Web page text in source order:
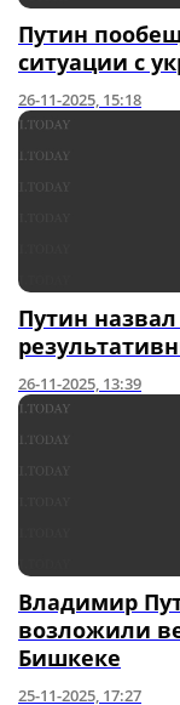
Путин
ситуации с
26-11-2025, 15:18
Путин
26-11-2025, 13:39
Владимир
возложили
Бишкеке
25-11-2025, 17:27